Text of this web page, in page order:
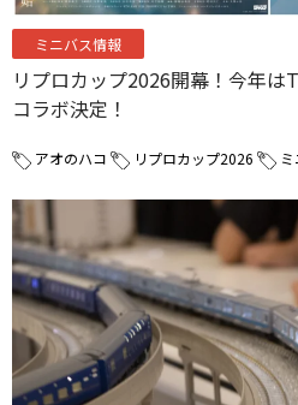
ミニバス情報
リプロカップ2026開幕！今年は
コラボ決定！
アオのハコ リプロカップ2026